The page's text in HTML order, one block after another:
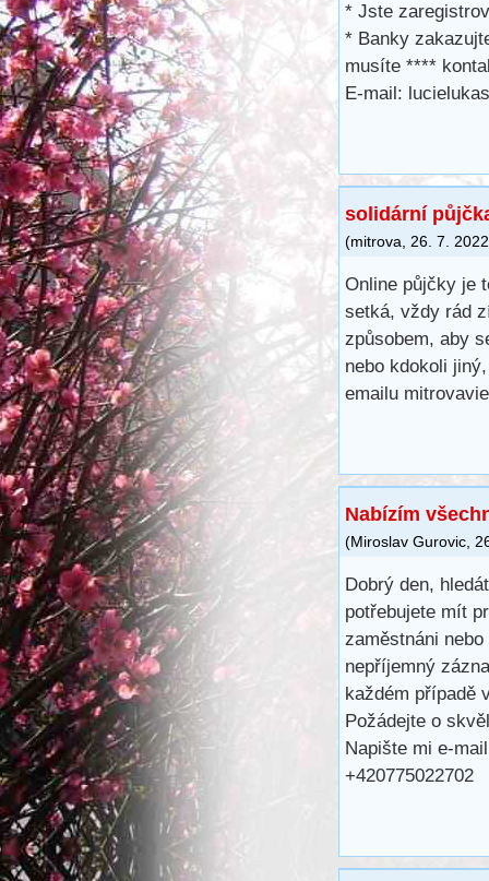
* Jste
* Banky
musíte ****
E-mail:
solidární
(mitrova, 26. 7. 2022
Online půjčky je
setká, vždy rád
způsobem, aby
nebo kdokoli
emailu
Nabízím
(Miroslav Gurovic,
Dobrý den,
potřebujete mít
zaměstnáni
nepříjemný
každém případě
Požádejte o
Napište mi e-
+420775022702